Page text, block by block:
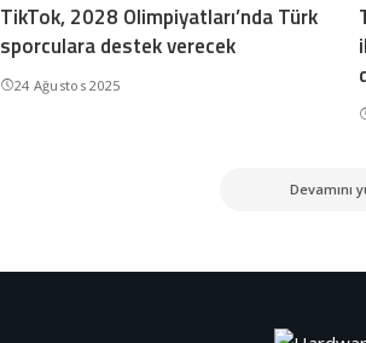
TikTok, 2028 Olimpiyatları’nda Türk
sporculara destek verecek
24 Ağustos 2025
Devamını